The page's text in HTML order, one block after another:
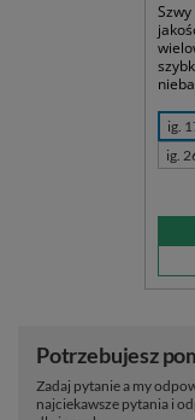
ig.
ig.
Potrzebujesz
Zadaj pytanie a my
najciekawsze pytania i